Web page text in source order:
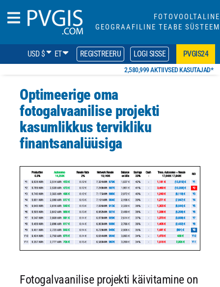
FOTOVOOLTALINE
GEOGRAAFILINE TEABE SÜSTEEM
USD $ ET REGISTREERU LOGI SISSE PVGIS24
2,580,999 AKTIIVSED KASUTAJAD*
Optimeerige oma
fotogalvaanilise projekti
kasumlikkus tervikliku
finantsanalüüsiga
Fotogalvaanilise projekti käivitamine on